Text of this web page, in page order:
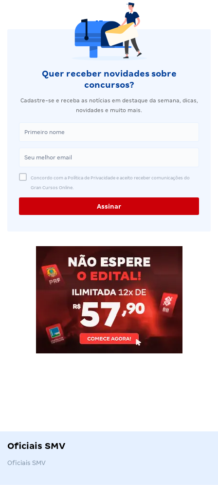
Quer receber novidades sobre
concursos?
Cadastre-se e receba as notícias em destaque da semana, dicas,
novidades e muito mais.
Concordo com a Política de Privacidade e aceito receber comunicações do
Gran Cursos Online.
Oficiais SMV
Oficiais SMV